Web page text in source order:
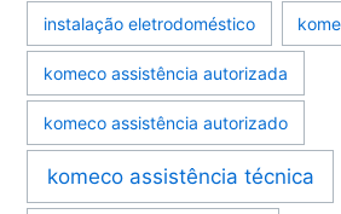
instalação eletrodoméstico
komeco assistência autorizada
komeco assistência autorizado
komeco assistência técnica